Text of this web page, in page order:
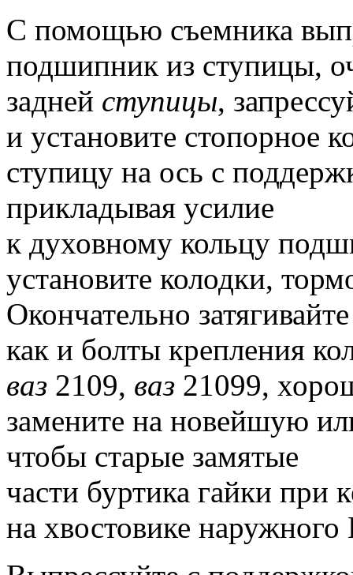
С помощью съемника
подшипник из ступицы,
задней ступицы,
и установите стопорное
ступицу на ось с
прикладывая усилие
к духовному кольцу
установите колодки,
Окончательно
как и болты крепления
ваз 2109, ваз 21099,
замените на новейшую
чтобы старые замятые
части буртика гайки при
на хвостовике